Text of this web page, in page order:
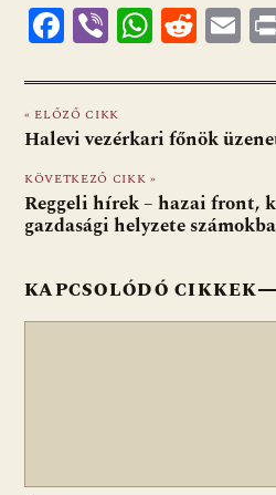
F
e
b
o
o
k
Vi
er
W
at
s
A
p
p
R
d
di
E
ai
l
« ELŐZŐ CIKK
Halevi vezérkari főnök
KÖVETKEZŐ CIKK »
Reggeli hírek – hazai front,
gazdasági helyzete
KAPCSOLÓDÓ CIKKEK